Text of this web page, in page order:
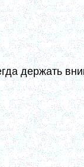
чувства
держать
ли,